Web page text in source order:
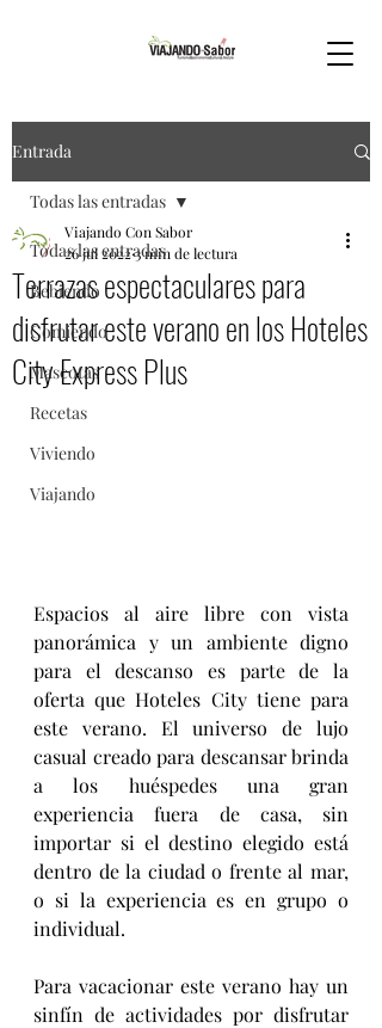
Entrada
Todas las entradas
Bebiendo
Comiendo
Mascotas
Recetas
Viviendo
Viajando
Todas las entradas
Terrazas espectaculares para
disfrutar este verano en los Hoteles
City Express Plus
Viajando Con Sabor
26 jul 20223 min de lectura
Espacios al aire libre con vista
panorámica y un ambiente digno
para el descanso es parte de la
oferta que Hoteles City tiene para
este verano. El universo de lujo
casual creado para descansar brinda
a los huéspedes una gran
experiencia fuera de casa, sin
importar si el destino elegido está
dentro de la ciudad o frente al mar,
o si la experiencia es en grupo o
individual.
Para vacacionar este verano hay un
sinfín de actividades por disfrutar